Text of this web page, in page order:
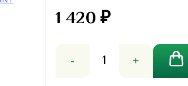
1 420₽
товара